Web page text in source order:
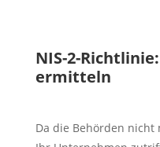
NIS-2-
ermitteln
Da die Behörden